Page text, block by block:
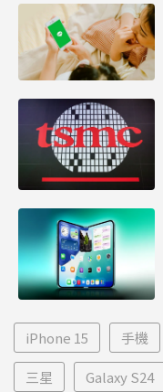
iPhone 15 手機
三星 Galaxy S24